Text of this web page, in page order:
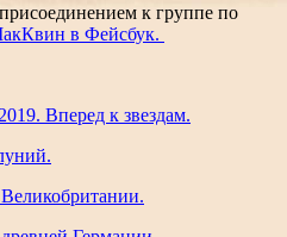
к группе по
в Фейсбук.
Вперед к звездам.